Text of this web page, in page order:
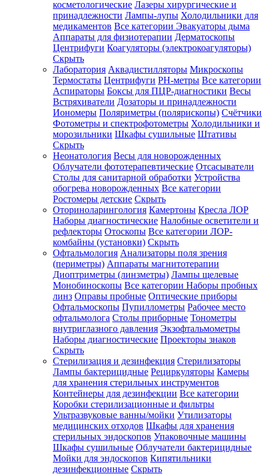
косметологические Лазеры хирургические и
принадлежности Лампы-лупы Холодильники для
медикаментов Все категории Эвакуаторы дыма
Аппараты для физиотерапии Дерматоскопы
Центрифуги Коагуляторы (электрокоагуляторы)
Скрыть
Лаборатория Аквадистилляторы Микроскопы
Термостаты Центрифуги PH-метры Все категории
Аспираторы Боксы для ПЦР-диагностики Весы
Встряхиватели Дозаторы и принадлежности
Иономеры Поляриметры (полярископы) Счётчики
Фотометры и спектрофотометры Холодильники и
морозильники Шкафы сушильные Штативы
Скрыть
Неонатология Весы для новорожденных
Облучатели фототерапевтические Отсасыватели
Столы для санитарной обработки Устройства
обогрева новорожденных Все категории
Ростомеры детские Скрыть
Оториноларингология Камертоны Кресла ЛОР
Наборы диагностические Налобные осветители и
рефлекторы Отоскопы Все категории ЛОР-
комбайны (установки) Скрыть
Офтальмология Анализаторы поля зрения
(периметры) Аппараты магнитотерапии
Диоптриметры (линзметры) Лампы щелевые
Монобиноскопы Все категории Наборы пробных
линз Оправы пробные Оптические приборы
Офтальмоскопы Пупиллометры Рабочее место
офтальмолога Столы приборные Тонометры
внутриглазного давления Экзофтальмометры
Наборы диагностические Проекторы знаков
Скрыть
Стерилизация и дезинфекция Стерилизаторы
Лампы бактерицидные Рециркуляторы Камеры
для хранения стерильных инструментов
Контейнеры для дезинфекции Все категории
Коробки стерилизационные и фильтры
Ультразвуковые ванны/мойки Утилизаторы
медицинских отходов Шкафы для хранения
стерильных эндоскопов Упаковочные машины
Шкафы сушильные Облучатели бактерицидные
Мойки для эндоскопов Кипятильники
дезинфекционные Скрыть